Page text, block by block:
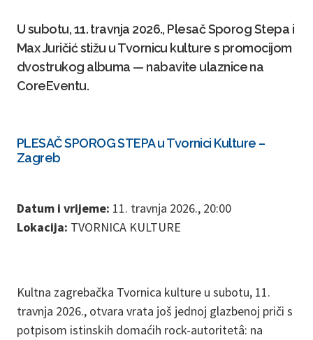
U subotu, 11. travnja 2026., Plesač Sporog Stepa i
Max Juričić stižu u Tvornicu kulture s promocijom
dvostrukog albuma — nabavite ulaznice na
CoreEventu.
PLESAČ SPOROG STEPA u Tvornici Kulture –
Zagreb
Datum i vrijeme: 11. travnja 2026., 20:00
Lokacija: TVORNICA KULTURE
Kultna zagrebačka Tvornica kulture u subotu, 11.
travnja 2026., otvara vrata još jednoj glazbenoj priči s
potpisom istinskih domaćih rock-autoritetâ: na